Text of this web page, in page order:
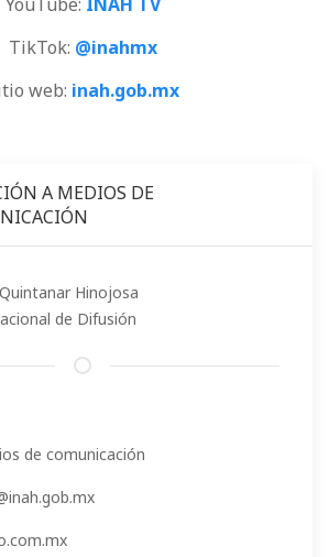
TikTok: @inahmx
web: inah.gob.mx
A MEDIOS DE
Hinojosa
de Difusión
de comunicación